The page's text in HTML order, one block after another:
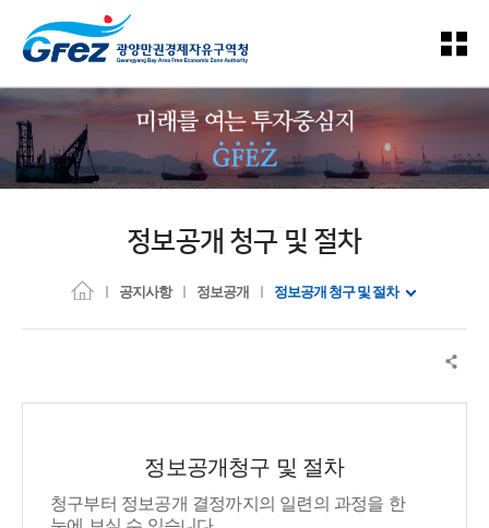
정보공개 청구 및 절차
공지사항 정보공개 정보공개 청구 및 절차
정보공개청구 및 절차
청구부터 정보공개 결정까지의 일련의 과정을 한